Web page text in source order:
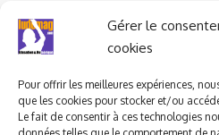
Gérer le
cookies
Pour offrir les meilleures expériences,
que les cookies pour stocker et/ou
Le fait de consentir à ces technologies
© 2023 ludomag.com édité et géré